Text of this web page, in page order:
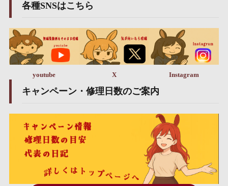
各種SNSはこちら
youtube X Instagram
キャンペーン・修理日数のご案内